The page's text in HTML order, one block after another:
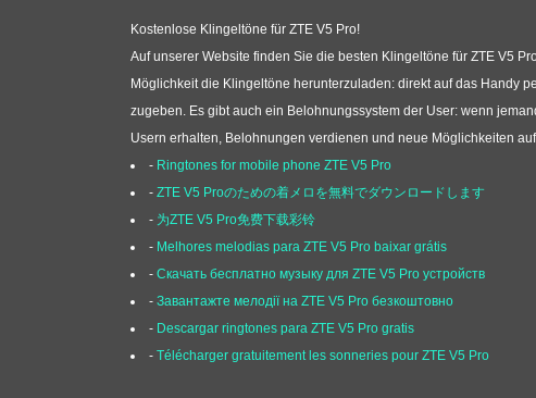
Kostenlose Klingeltöne für ZTE V5 Pro!
Auf unserer Website finden Sie die besten Klingeltöne für ZTE V5
Möglichkeit die Klingeltöne herunterzuladen: direkt auf das Handy
zugeben. Es gibt auch ein Belohnungssystem der User: wenn
Usern erhalten, Belohnungen verdienen und neue Möglichkeiten
- Ringtones for mobile phone ZTE V5 Pro
- ZTE V5 Proのための着メロを無料でダウンロードします
- 为ZTE V5 Pro免费下载彩铃
- Melhores melodias para ZTE V5 Pro baixar grátis
- Скачать бесплатно музыку для ZTE V5 Pro устройств
- Завантажте мелодії на ZTE V5 Pro безкоштовно
- Descargar ringtones para ZTE V5 Pro gratis
- Télécharger gratuitement les sonneries pour ZTE V5 Pro